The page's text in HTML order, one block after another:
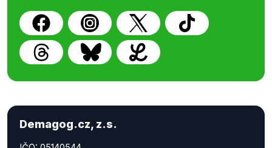
Demagog.cz, z.s.